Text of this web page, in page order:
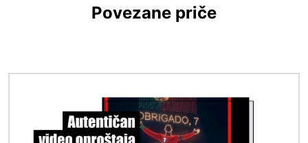
Povezane priče